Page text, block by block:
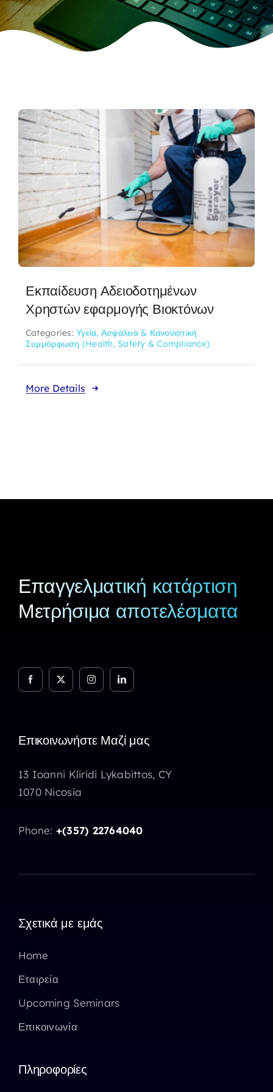
Εκπαίδευση Αδειοδοτημένων
Χρηστών εφαρμογής Βιοκτόνων
Categories:Υγεία, Ασφάλεια & Κανονιστική
Συμμόρφωση (Health, Safety & Compliance)
More Details
Επαγγελματική κατάρτιση
Μετρήσιμα αποτελέσματα
Επικοινωνήστε Μαζί μας
13 Ioanni Kliridi Lykabittos, CY
1070 Nicosia
Phone: +(357) 22764040
Σχετικά με εμάς
Home
Εταιρεία
Upcoming Seminars
Επικοινωνία
Πληροφορίες